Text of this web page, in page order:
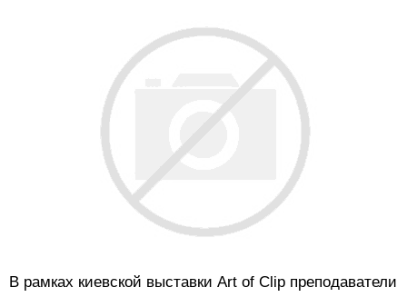
В рамках киевской выставки Art of Clip преподаватели